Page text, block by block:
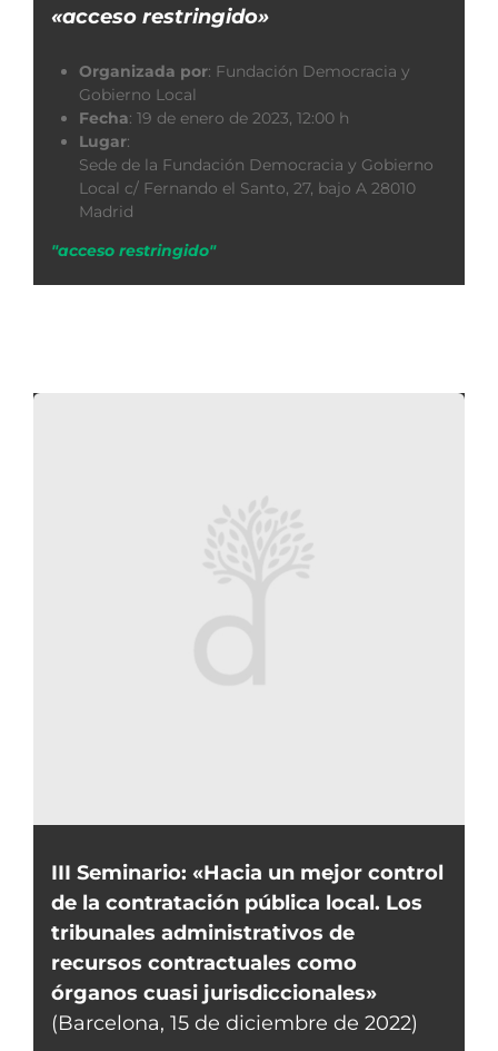
«acceso restringido»
Organizada por: Fundación Democracia y
Gobierno Local
Fecha: 19 de enero de 2023, 12:00 h
Lugar:
Sede de la Fundación Democracia y Gobierno
Local c/ Fernando el Santo, 27, bajo A 28010
Madrid
"acceso restringido"
III Seminario: «Hacia un mejor control
de la contratación pública local. Los
tribunales administrativos de
recursos contractuales como
órganos cuasi jurisdiccionales»
(Barcelona, 15 de diciembre de 2022)